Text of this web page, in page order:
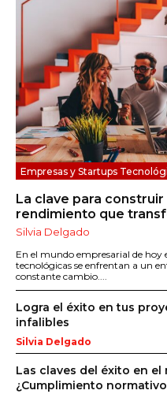
Empresas y Startups
La clave para
rendimiento que
Silvia Delgado
En el mundo empresarial de hoy
tecnológicas se enfrentan a un
constante cambio....
Logra el éxito en tus
infalibles
Silvia Delgado
Las claves del éxito en
¿Cumplimiento